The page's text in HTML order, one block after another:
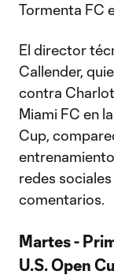
Tormenta FC
El director
Callender,
contra
Miami FC en
Cup,
redes
comentarios.
Martes -
U.S. Open